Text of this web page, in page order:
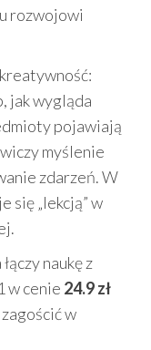
rozwojowi
jak wygląda
pojawiają
myślenie
zdarzeń. W
się „lekcją” w
naukę z
w cenie 24.9 zł
w